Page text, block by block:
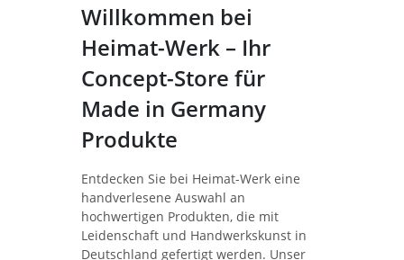
Willkommen bei
Heimat-Werk – Ihr
Concept-Store für
Made in Germany
Produkte
Entdecken Sie bei Heimat-Werk eine
handverlesene Auswahl an
hochwertigen Produkten, die mit
Leidenschaft und Handwerkskunst in
Deutschland gefertigt werden. Unser